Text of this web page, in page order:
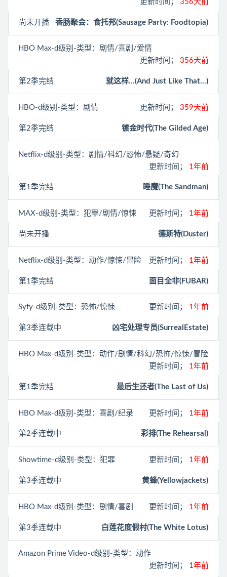
更新时间； 356天前
尚未开播 香肠聚会：食托邦(Sausage Party: Foodtopia)
HBO Max-d级别-类型：剧情/喜剧/爱情
更新时间；
356天前
第2季完结 就这样…(And Just Like That...)
HBO-d级别-类型：剧情 更新时间； 359天前
第2季完结 镀金时代(The Gilded Age)
Netflix-d级别-类型：剧情/科幻/恐怖/悬疑/奇幻
更新时间；
1年前
第1季完结 睡魔(The Sandman)
MAX-d级别-类型：犯罪/剧情/惊悚 更新时间； 1年前
尚未开播 德斯特(Duster)
Netflix-d级别-类型：动作/惊悚/冒险 更新时间； 1年前
第1季完结 面目全非(FUBAR)
Syfy-d级别-类型：恐怖/惊悚 更新时间； 1年前
第3季连载中 凶宅处理专员(SurrealEstate)
HBO Max-d级别-类型：动作/剧情/科幻/恐怖/惊悚/冒险
更新时间；
1年前
第1季完结 最后生还者(The Last of Us)
HBO Max-d级别-类型：喜剧/纪录 更新时间； 1年前
第2季连载中 彩排(The Rehearsal)
Showtime-d级别-类型：犯罪 更新时间； 1年前
第3季连载中 黄蜂(Yellowjackets)
HBO Max-d级别-类型：剧情/喜剧 更新时间； 1年前
第3季连载中 白莲花度假村(The White Lotus)
Amazon Prime Video-d级别-类型：动作
更新时间；
1年前